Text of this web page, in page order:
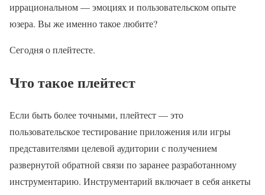
иррациональном — эмоциях и пользовательском опыте
юзера. Вы же именно такое любите?
Сегодня о плейтесте.
Что такое плейтест
Если быть более точными, плейтест — это
пользовательское тестирование приложения или игры
представителями целевой аудитории с получением
развернутой обратной связи по заранее разработанному
инструментарию. Инструментарий включает в себя анкеты